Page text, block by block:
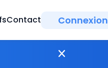
Contact Connexion